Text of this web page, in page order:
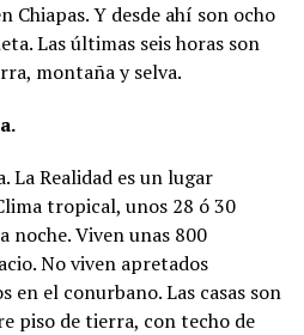
Chiapas. Y desde ahí son ocho
Las últimas seis horas son
montaña y selva.
La Realidad es un lugar
tropical, unos 28 ó 30
noche. Viven unas 800
No viven apretados
en el conurbano. Las casas son
piso de tierra, con techo de